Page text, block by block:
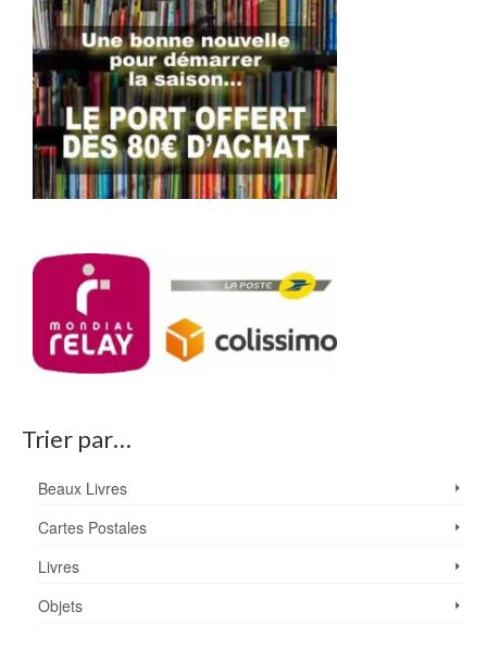
Trier par…
Beaux Livres
Cartes Postales
Livres
Objets